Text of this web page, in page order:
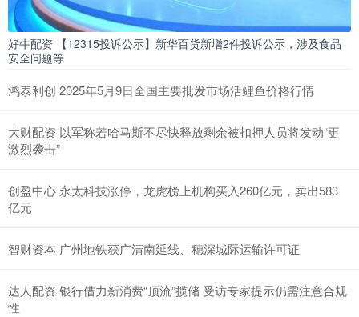
好牛配资 【12315投诉公示】新华百货新增2件投诉公示，涉及食品
安全问题等
鸿泰利创 2025年5月9日全国主要批发市场活鲤鱼价格行情
大财配资 以军称若哈马斯不尽快释放剩余被扣押人员将发动“更
激烈袭击”
创盈中心 永太科技涨停，龙虎榜上机构买入260亿元，卖出583
亿元
智财资本 广州地铁获广清南延线、穗深城际运输许可证
达人配资 银行借力新消费“顶流”揽储 受访专家提示仍需注意合规
性